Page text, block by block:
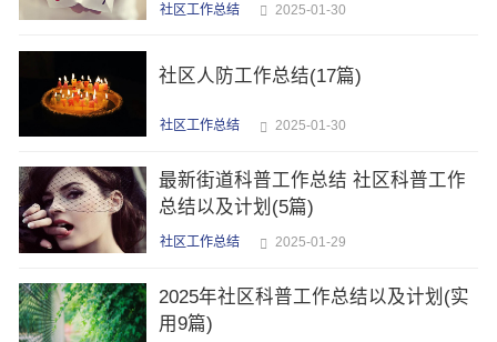
社区工作总结 2025-01-30
社区人防工作总结(17篇)
社区工作总结 2025-01-30
最新街道科普工作总结 社区科普工作
总结以及计划(5篇)
社区工作总结 2025-01-29
2025年社区科普工作总结以及计划(实
用9篇)